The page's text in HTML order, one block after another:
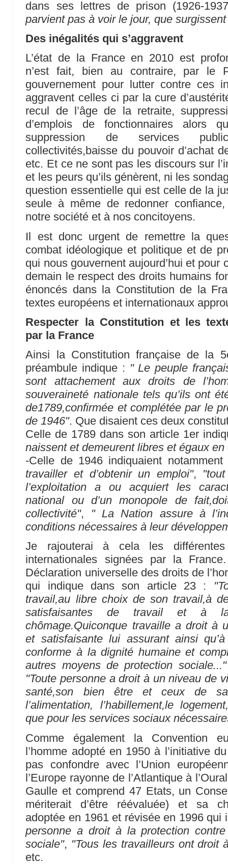
dans ses lettres de prison (1926-
parvient pas à voir le jour, que
Des inégalités qui s’aggravent
L’état de la France en 2010 est
n’est fait, bien au contraire, par le
gouvernement pour lutter contre ces
aggravent celles ci par la cure
recul de l’âge de la retraite,
d’emplois de fonctionnaires alors
suppression de services
collectivités,baisse du pouvoir d’achat
etc. Et ce ne sont pas les discours sur
et les peurs qu’ils génèrent, ni les
question essentielle qui est celle de la
seule à même de redonner
notre société et à nos concitoyens.
Il est donc urgent de remettre la
combat idéologique et politique et de
qui nous gouvernent aujourd’hui et pour
demain le respect des droits humains
énoncés dans la Constitution de la
textes européens et internationaux
Respecter la Constitution et les
par la France
Ainsi la Constitution française de la
préambule indique : " Le peuple
sont attachement aux droits de
souveraineté nationale tels qu’ils ont
de1789,confirmée et complétée par le
de 1946". Que disaient ces deux
Celle de 1789 dans son article 1er
naissent et demeurent libres et égaux en
-Celle de 1946 indiquaient
travailler et d’obtenir un emploi",
l’exploitation a ou acquiert les
national ou d’un monopole de
collectivité", " La Nation assure à
conditions nécessaires à leur
Je rajouterai à cela les
internationales signées par la
Déclaration universelle des droits de
qui indique dans son article 23 :
travail,au libre choix de son travail,à
satisfaisantes de travail et à
chômage.Quiconque travaille a droit à
et satisfaisante lui assurant ainsi
conforme à la dignité humaine et
autres moyens de protection sociale..."
"Toute personne a droit à un niveau de
santé,son bien être et ceux de sa
l’alimentation, l’habillement,le
que pour les services sociaux
Comme également la Convention
l’homme adopté en 1950 à l’initiative
pas confondre avec l’Union
l’Europe rayonne de l’Atlantique à
Gaulle et comprend 47 Etats, un
mériterait d’être réévaluée) et sa
adoptée en 1961 et révisée en 1996
personne a droit à la protection
sociale", "Tous les travailleurs ont droit
etc.